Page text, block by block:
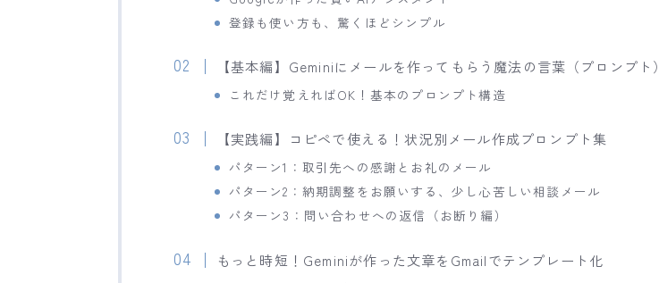
登録も使い方も、驚くほどシンプル
【基本編】Geminiにメールを作ってもらう魔法の言葉（プロンプト）
これだけ覚えればOK！基本のプロンプト構造
【実践編】コピペで使える！状況別メール作成プロンプト集
パターン1：取引先への感謝とお礼のメール
パターン2：納期調整をお願いする、少し心苦しい相談メール
パターン3：問い合わせへの返信（お断り編）
もっと時短！Geminiが作った文章をGmailでテンプレート化